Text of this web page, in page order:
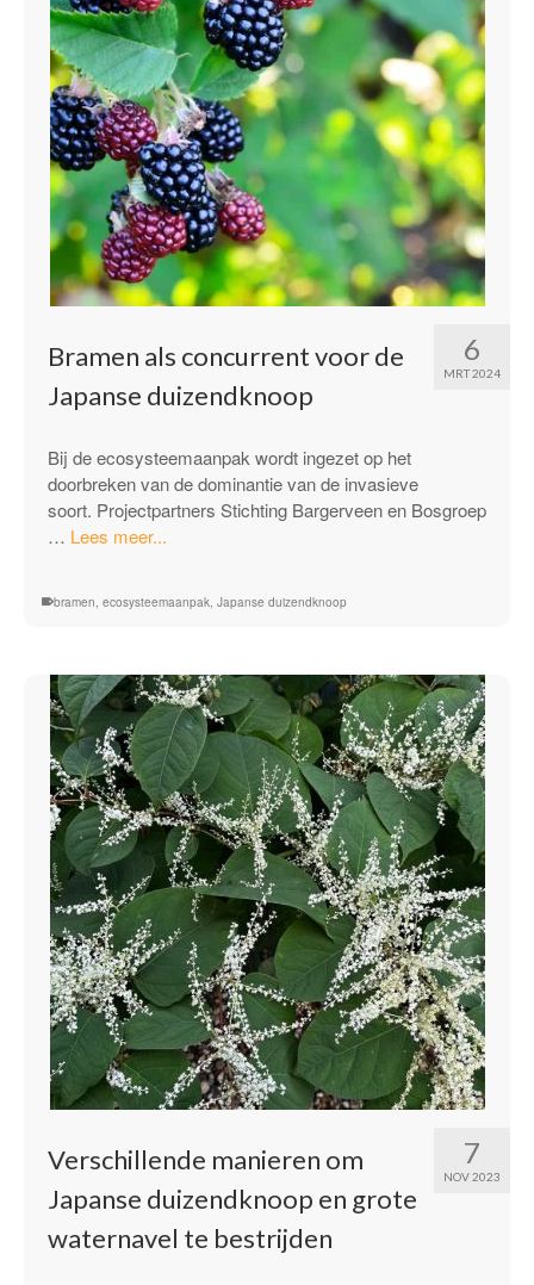
6
MRT 2024
Bramen als concurrent voor de
Japanse duizendknoop
Bij de ecosysteemaanpak wordt ingezet op het
doorbreken van de dominantie van de invasieve
soort. Projectpartners Stichting Bargerveen en Bosgroep
… Lees meer...
voor
duizendknoop”
bramen, ecosysteemaanpak, Japanse duizendknoop
7
NOV 2023
Verschillende manieren om
Japanse duizendknoop en grote
waternavel te bestrijden